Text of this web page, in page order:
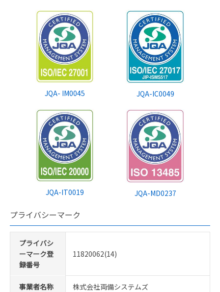
JQA- IM0045 JQA-IC0049
JQA-IT0019 JQA-MD0237
プライバシーマーク
プライバシ
ーマーク登
録番号
11820062(14)
事業者名称 株式会社両備システムズ